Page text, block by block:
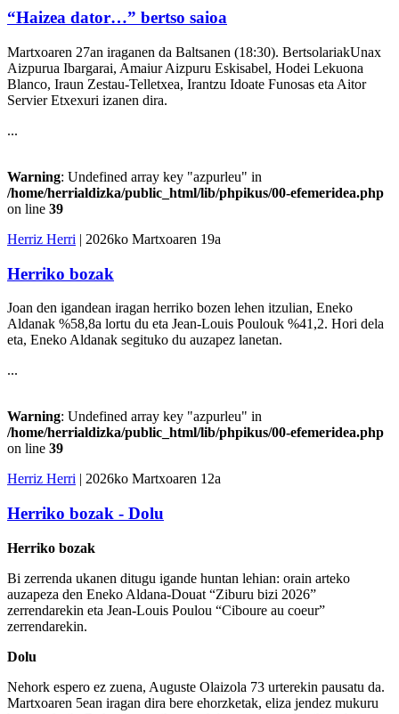
“Haizea dator…” bertso saioa
Martxoaren 27an iraganen da Baltsanen (18:30). BertsolariakUnax
Aizpurua Ibargarai, Amaiur Aizpuru Eskisabel, Hodei Lekuona
Blanco, Iraun Zestau-Telletxea, Irantzu Idoate Funosas eta Aitor
Servier Etxexuri izanen dira.
...
Warning: Undefined array key "azpurleu" in
/home/herrialdizka/public_html/lib/phpikus/00-efemeridea.php
on line 39
Herriz Herri | 2026ko Martxoaren 19a
Herriko bozak
Joan den igandean iragan herriko bozen lehen itzulian, Eneko
Aldanak %58,8a lortu du eta Jean-Louis Poulouk %41,2. Hori dela
eta, Eneko Aldanak segituko du auzapez lanetan.
...
Warning: Undefined array key "azpurleu" in
/home/herrialdizka/public_html/lib/phpikus/00-efemeridea.php
on line 39
Herriz Herri | 2026ko Martxoaren 12a
Herriko bozak - Dolu
Herriko bozak
Bi zerrenda ukanen ditugu igande huntan lehian: orain arteko
auzapeza den Eneko Aldana-Douat “Ziburu bizi 2026”
zerrendarekin eta Jean-Louis Poulou “Ciboure au coeur”
zerrendarekin.
Dolu
Nehork espero ez zuena, Auguste Olaizola 73 urterekin pausatu da.
Martxoaren 5ean iragan dira bere ehorzketak, eliza jendez mukuru